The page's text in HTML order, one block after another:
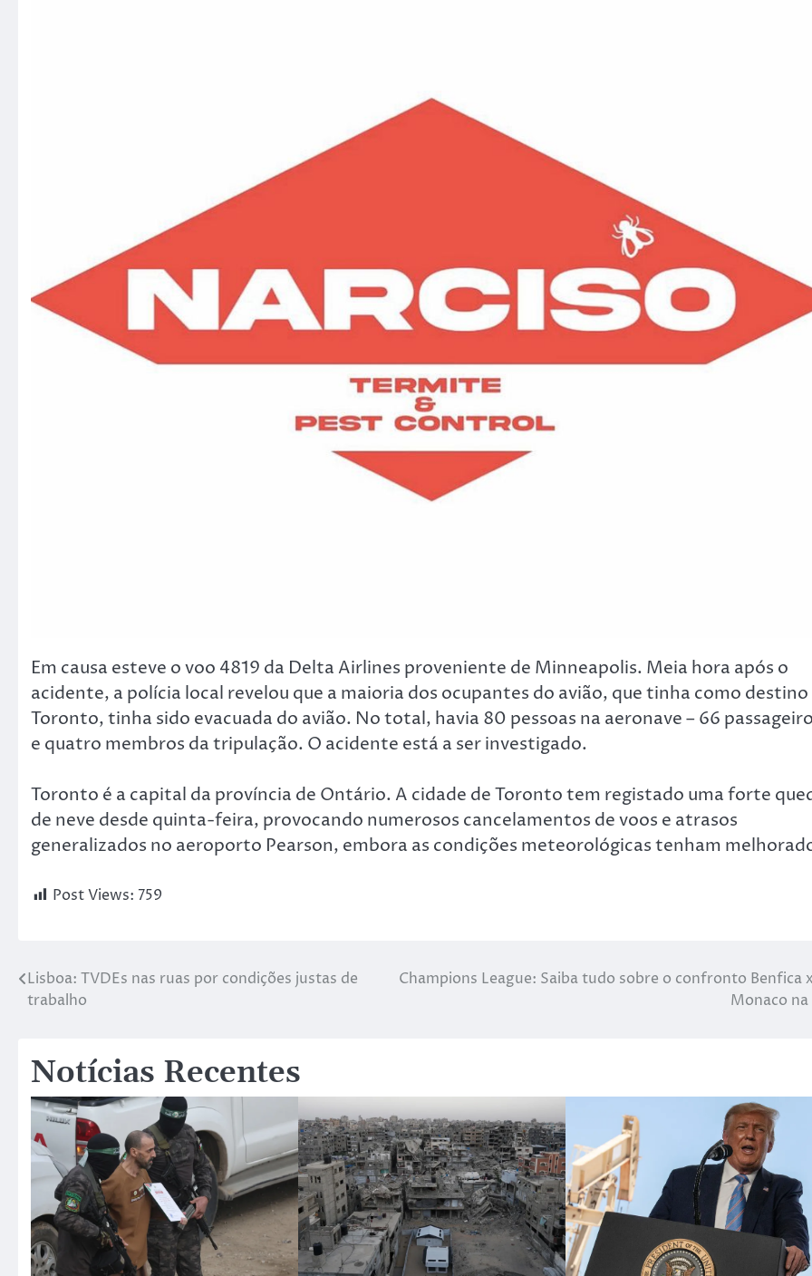
Em causa esteve o voo 4819 da Delta Airlines proveniente de Minneapolis. Meia hora após o
acidente, a polícia local revelou que a maioria dos ocupantes do avião, que tinha como destino
Toronto, tinha sido evacuada do avião. No total, havia 80 pessoas na aeronave – 66
e quatro membros da tripulação. O acidente está a ser investigado.
Toronto é a capital da província de Ontário. A cidade de Toronto tem registado uma forte
de neve desde quinta-feira, provocando numerosos cancelamentos de voos e atrasos
generalizados no aeroporto Pearson, embora as condições meteorológicas tenham
Post Views: 759
Lisboa: TVDEs nas ruas por condições justas de
trabalho
Champions League: Saiba tudo sobre o confronto Benfica
Monaco na
Notícias Recentes